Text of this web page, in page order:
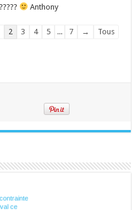
Anthony
2 3 4 5 ... 7 → Tous
ce